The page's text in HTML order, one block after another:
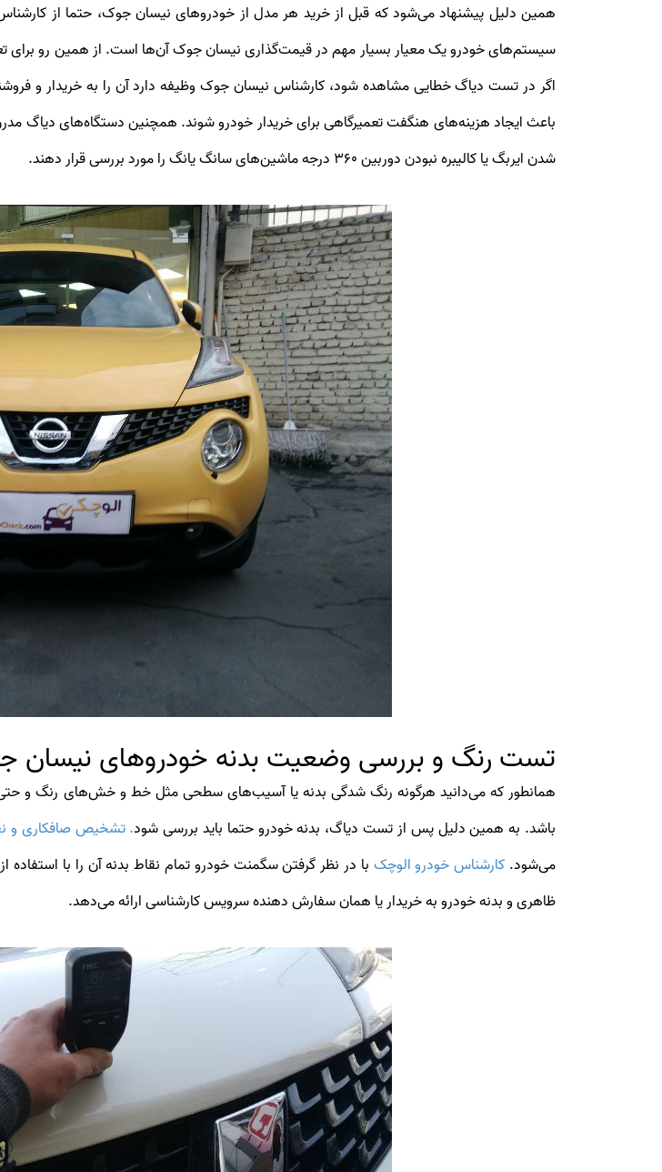
همین دلیل پیشنهاد می‌شود که قبل از خرید هر مدل از خودروهای نیسان جوک، حتما از
اگر در تست دیاگ خطایی مشاهده شود، کارشناس نیسان جوک وظیفه دارد آن را به خریدار و
باعث ایجاد هزینه‌های هنگفت تعمیرگاهی برای خریدار خودرو شوند. همچنین دستگاه‌های دیاگ
شدن ایربگ یا کالیبره نبودن دوربین 360 درجه ماشین‌های سانگ یانگ را مورد بررسی قرار دهند.
تست رنگ و بررسی وضعیت بدنه خودروهای نیسان
همانطور که می‌دانید هرگونه رنگ شدگی بدنه یا آسیب‌های سطحی مثل خط و خش‌های رنگ و حتی
باشد. به همین دلیل پس از تست دیاگ، بدنه خودرو حتما باید بررسی شود. تشخیص صافکاری و
می‌شود. کارشناس خودرو الوچک با در نظر گرفتن سگمنت خودرو تمام نقاط بدنه آن را با
ظاهری و بدنه خودرو به خریدار یا همان سفارش دهنده سرویس کارشناسی ارائه می‌دهد.